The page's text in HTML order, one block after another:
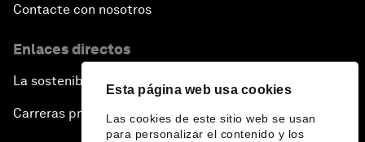
Esta página web usa cookies
Las cookies de este sitio web se usan
para personalizar el contenido y los
Contacte con nosotros
Enlaces directos
La sostenibilidad en el Foro
Carreras profesionales